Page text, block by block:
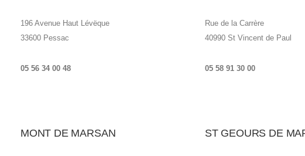
196 Avenue Haut Lévëque
33600 Pessac
05 56 34 00 48
MONT DE MARSAN
Rue de la Carrère
40990 St Vincent de Paul
05 58 91 30 00
ST GEOURS DE